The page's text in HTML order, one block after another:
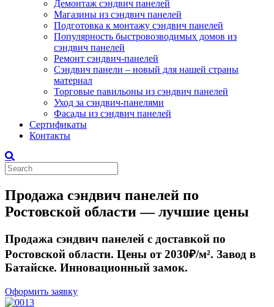
Демонтаж сэндвич панелей
Магазины из сэндвич панелей
Подготовка к монтажу сэндвич панелей
Популярность быстровозводимых домов из
сэндвич панелей
Ремонт сэндвич-панелей
Сэндвич панели – новый для нашей страны
материал
Торговые павильоны из сэндвич панелей
Уход за сэндвич-панелями
Фасады из сэндвич панелей
Сертификаты
Контакты
Продажа сэндвич панелей по
Ростовской области — лучшие цены
Продажа сэндвич панелей с доставкой по
Ростовской области. Цены от 2030₽/м². Завод в
Батайске. Инновационный замок.
Оформить заявку